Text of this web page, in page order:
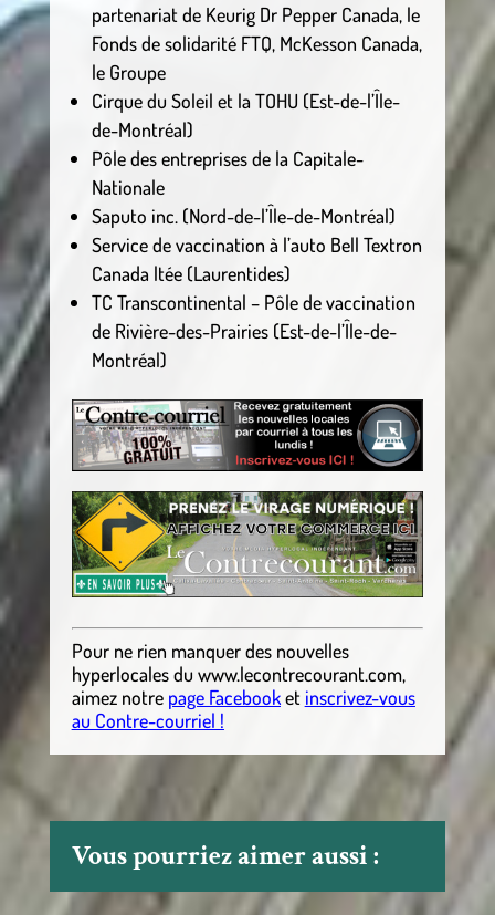
partenariat de Keurig Dr Pepper Canada, le
Fonds de solidarité FTQ, McKesson Canada,
le Groupe
Cirque du Soleil et la TOHU (Est-de-l’Île-
de-Montréal)
Pôle des entreprises de la Capitale-
Nationale
Saputo inc. (Nord-de-l’Île-de-Montréal)
Service de vaccination à l’auto Bell Textron
Canada ltée (Laurentides)
TC Transcontinental – Pôle de vaccination
de Rivière-des-Prairies (Est-de-l’Île-de-
Montréal)
Pour ne rien manquer des nouvelles
hyperlocalesdu www.lecontrecourant.com,
aimez notre page Facebooket inscrivez-vous
au Contre-courriel !
Vous pourriez aimer aussi :